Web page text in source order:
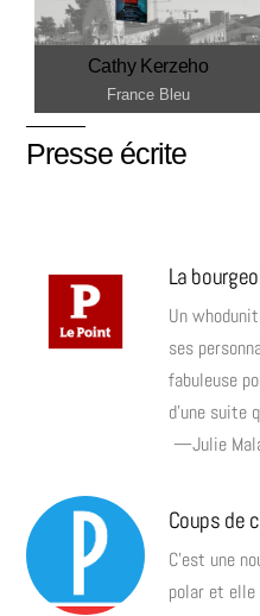
Cathy Kerzeho
France Bleu
Presse écrite
La
Un
ses
fabuleuse
d’une suite
—Julie
Coups de
C’est une
polar et